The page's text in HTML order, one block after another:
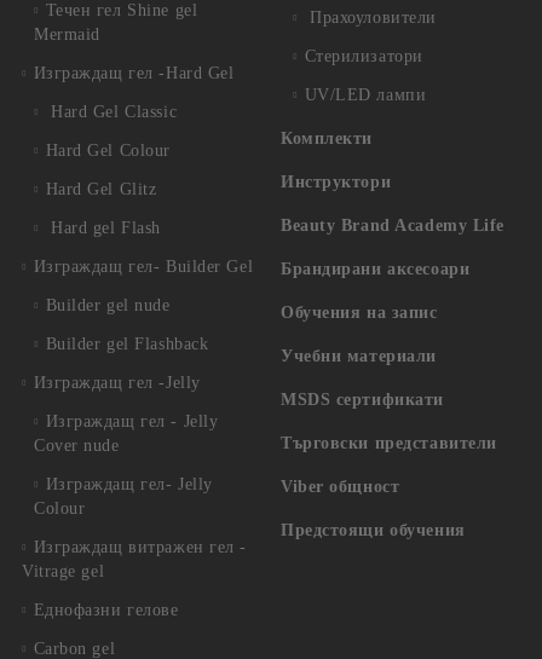
Течен гел Shine gel
Mermaid
Изграждащ гел -Hard Gel
Hard Gel Classic
Hard Gel Colour
Hard Gel Glitz
Hard gel Flash
Изграждащ гел- Builder Gel
Builder gel nude
Builder gel Flashback
Изграждащ гел -Jelly
Изграждащ гел - Jelly
Cover nude
Изграждащ гел- Jelly
Colour
Изграждащ витражен гел -
Vitrage gel
Еднофазни гелове
Carbon gel
Прахоуловители
Стерилизатори
UV/LED лампи
Комплекти
Инструктори
Beauty Brand Academy Life
Брандирани аксесоари
Обучения на запис
Учебни материали
MSDS сертификати
Търговски представители
Viber общност
Предстоящи обучения